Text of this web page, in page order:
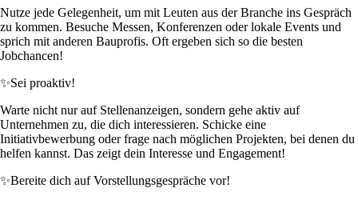
Nutze jede Gelegenheit, um mit Leuten aus der Branche ins Gespräch
zu kommen. Besuche Messen, Konferenzen oder lokale Events und
sprich mit anderen Bauprofis. Oft ergeben sich so die besten
Jobchancen!
✨Sei proaktiv!
Warte nicht nur auf Stellenanzeigen, sondern gehe aktiv auf
Unternehmen zu, die dich interessieren. Schicke eine
Initiativbewerbung oder frage nach möglichen Projekten, bei denen du
helfen kannst. Das zeigt dein Interesse und Engagement!
✨Bereite dich auf Vorstellungsgespräche vor!